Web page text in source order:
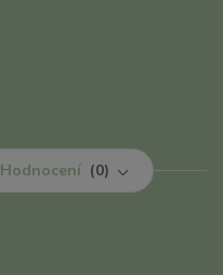
Hodnocení 0